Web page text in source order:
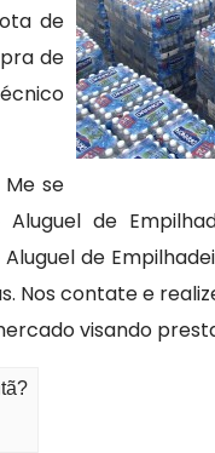
de
de
se
de
de
Nos contate e
visando